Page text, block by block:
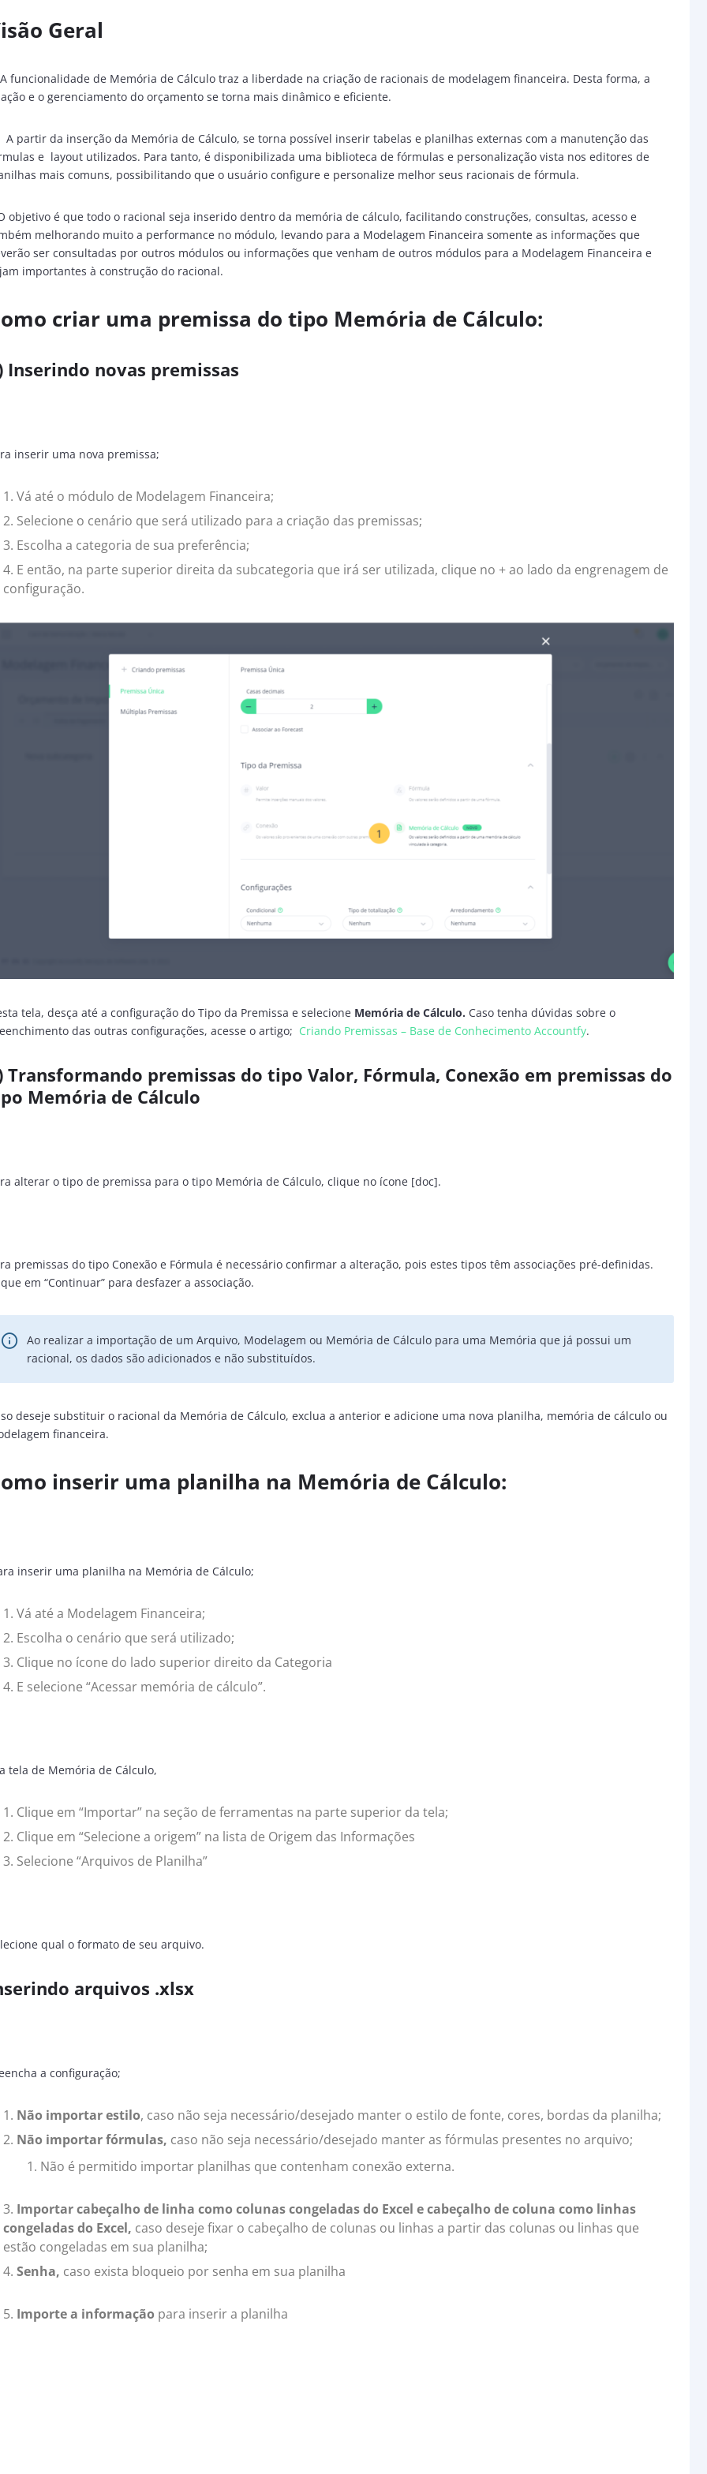
Geral
funcionalidade de Memória de Cálculo traz a liberdade na criação de racionais de modelagem financeira. Desta forma, a
e o gerenciamento do orçamento se torna mais dinâmico e eficiente.
partir da inserção da Memória de Cálculo, se torna possível inserir tabelas e planilhas externas com a manutenção das
e layout utilizados. Para tanto, é disponibilizada uma biblioteca de fórmulas e personalização vista nos editores de
mais comuns, possibilitando que o usuário configure e personalize melhor seus racionais de fórmula.
objetivo é que todo o racional seja inserido dentro da memória de cálculo, facilitando construções, consultas, acesso e
melhorando muito a performance no módulo, levando para a Modelagem Financeira somente as informações que
ser consultadas por outros módulos ou informações que venham de outros módulos para a Modelagem Financeira e
importantes à construção do racional.
criar uma premissa do tipo Memória de Cálculo:
Inserindo novas premissas
inserir uma nova premissa;
Vá até o módulo de Modelagem Financeira;
Selecione o cenário que será utilizado para a criação das premissas;
Escolha a categoria de sua preferência;
E então, na parte superior direita da subcategoria que irá ser utilizada, clique no + ao lado da engrenagem de
configuração.
tela, desça até a configuração do Tipo da Premissa e selecione Memória de Cálculo. Caso tenha dúvidas sobre o
das outras configurações, acesse o artigo; Criando Premissas – Base de Conhecimento Accountfy.
Transformando premissas do tipo Valor, Fórmula, Conexão em premissas do
Memória de Cálculo
alterar o tipo de premissa para o tipo Memória de Cálculo, clique no ícone [doc].
premissas do tipo Conexão e Fórmula é necessário confirmar a alteração, pois estes tipos têm associações pré-definidas.
em “Continuar” para desfazer a associação.
Ao realizar a importação de um Arquivo, Modelagem ou Memória de Cálculo para uma Memória que já possui um
racional, os dados são adicionados e não substituídos.
deseje substituir o racional da Memória de Cálculo, exclua a anterior e adicione uma nova planilha, memória de cálculo ou
financeira.
inserir uma planilha na Memória de Cálculo:
inserir uma planilha na Memória de Cálculo;
Vá até a Modelagem Financeira;
Escolha o cenário que será utilizado;
Clique no ícone do lado superior direito da Categoria
E selecione “Acessar memória de cálculo”.
tela de Memória de Cálculo,
Clique em “Importar” na seção de ferramentas na parte superior da tela;
Clique em “Selecione a origem” na lista de Origem das Informações
Selecione “Arquivos de Planilha”
qual o formato de seu arquivo.
arquivos .xlsx
a configuração;
Não importar estilo, caso não seja necessário/desejado manter o estilo de fonte, cores, bordas da planilha;
Não importar fórmulas, caso não seja necessário/desejado manter as fórmulas presentes no arquivo;
Não é permitido importar planilhas que contenham conexão externa.
Importar cabeçalho de linha como colunas congeladas do Excel e cabeçalho de coluna como linhas
congeladas do Excel, caso deseje fixar o cabeçalho de colunas ou linhas a partir das colunas ou linhas que
estão congeladas em sua planilha;
Senha, caso exista bloqueio por senha em sua planilha
Importe a informação para inserir a planilha